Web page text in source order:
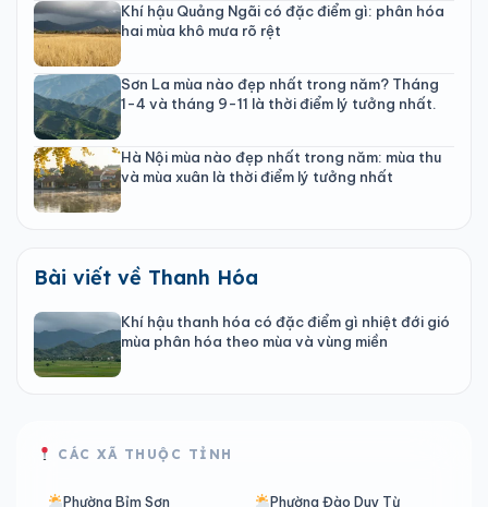
Khí hậu Quảng Ngãi có đặc điểm gì: phân hóa
hai mùa khô mưa rõ rệt
Sơn La mùa nào đẹp nhất trong năm? Tháng
1-4 và tháng 9-11 là thời điểm lý tưởng nhất.
Hà Nội mùa nào đẹp nhất trong năm: mùa thu
và mùa xuân là thời điểm lý tưởng nhất
Bài viết về Thanh Hóa
Khí hậu thanh hóa có đặc điểm gì nhiệt đới gió
mùa phân hóa theo mùa và vùng miền
CÁC XÃ THUỘC TỈNH
Phường Bỉm Sơn Phường Đào Duy Từ